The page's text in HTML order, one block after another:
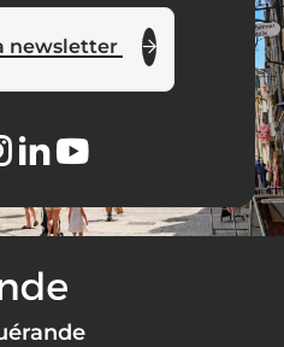
newsletter